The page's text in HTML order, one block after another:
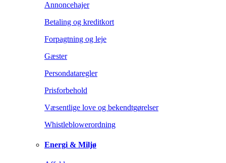
Annoncehajer
Betaling og kreditkort
Forpagtning og leje
Gæster
Persondataregler
Prisforbehold
Væsentlige love og bekendtgørelser
Whistleblowerordning
Energi & Miljø